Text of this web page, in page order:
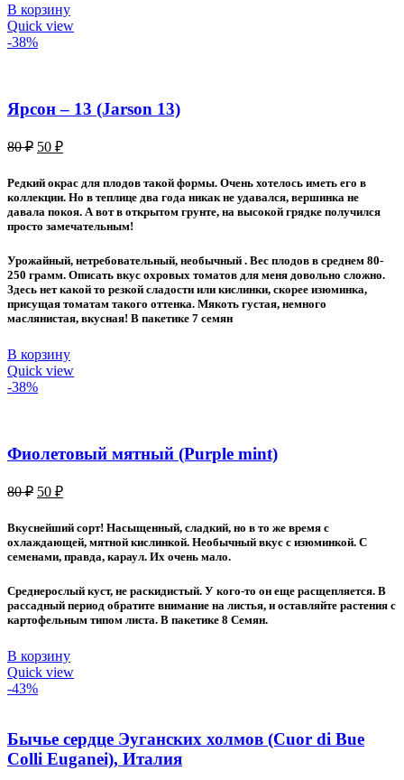
В корзину
Quick view
-38%
Ярсон – 13 (Jarson 13)
80₽ Первоначальная
составляла
80 ₽.
50 ₽Текущая
50 ₽.
Редкий окрас для плодов такой формы. Очень хотелось иметь его в
коллекции. Но в теплице два года никак не удавался, вершинка не
давала покоя. А вот в открытом грунте, на высокой грядке получился
просто замечательным!
Урожайный, нетребовательный, необычный . Вес плодов в среднем 80-
250 грамм. Описать вкус охровых томатов для меня довольно сложно.
Здесь нет какой то резкой сладости или кислинки, скорее изюминка,
присущая томатам такого оттенка. Мякоть густая, немного
маслянистая, вкусная! В пакетике 7 семян
В корзину
Quick view
-38%
Фиолетовый мятный (Purple mint)
80₽ Первоначальная
составляла
80 ₽.
50 ₽Текущая
50 ₽.
Вкуснейший сорт! Насыщенный, сладкий, но в то же время с
охлаждающей, мятной кислинкой. Необычный вкус с изюминкой. С
семенами, правда, караул. Их очень мало.
Среднерослый куст, не раскидистый. У кого-то он еще расщепляется. В
рассадный период обратите внимание на листья, и оставляйте растения с
картофельным типом листа. В пакетике 8 Семян.
В корзину
Quick view
-43%
Бычье сердце Эуганских холмов (Cuor di Bue
Colli Euganei), Италия